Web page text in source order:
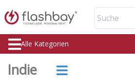
Suche
Alle Kategorien
Indie